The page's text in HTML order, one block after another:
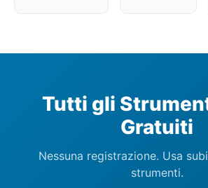
Tutti gli
Gratuiti
Nessuna registrazione. Usa
strumenti.